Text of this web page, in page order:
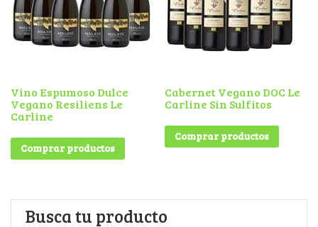
Vino Espumoso Dulce
Vegano Resiliens Le
Carline
Comprar productos
Cabernet Vegano DOC Le
Carline Sin Sulfitos
Comprar productos
Busca tu producto